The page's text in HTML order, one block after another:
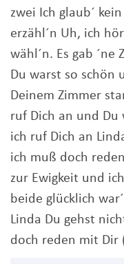
zwei Ich glaub´
erzähl´n Uh, ich
wähl´n. Es gab
Du warst so schön
Deinem Zimmer
ruf Dich an und Du
ich ruf Dich an
ich muß doch
zur Ewigkeit und
beide glücklich
Linda Du gehst
doch reden mit Dir